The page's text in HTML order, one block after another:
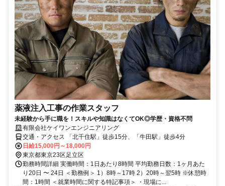
薬液注入工事の作業スタッフ
未経験から手に職を！スキルや知識はなくてOK◎学歴・資格不問
有限会社ケイワンエンジニアリング
交通・アクセス 「北千住駅」徒歩15分、「牛田駅」徒歩4分
日給15,000円～18,000円
東京都東京23区足立区
勤務時間詳細 実働時間：1日あたり8時間 平均勤務日数：1ヶ月あた
り20日 〜 24日 ＜勤務例＞ 1）8時～17時 2）20時～翌5時 ※休憩時
間：1時間 ＜就業時間に関する特記事項＞ ・現場に...